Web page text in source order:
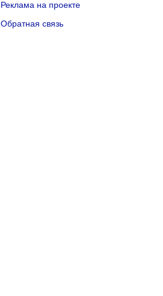
Реклама на проекте
Обратная связь